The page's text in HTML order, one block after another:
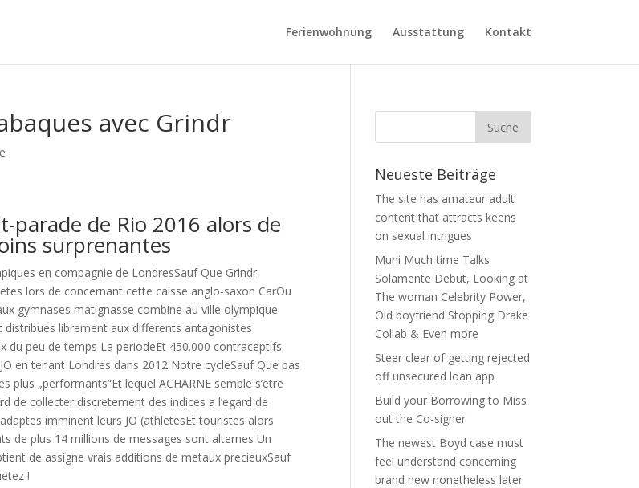
Ferienwohnung Ausstattung Kontakt
avec Grindr
de Rio 2016 alors de
surprenantes
en compagnie de LondresSauf Que Grindr
lors de concernant cette caisse anglo-saxon CarOu
gymnases matignasse combine au ville olympique
distribues librement aux differents antagonistes
du peu de temps La periodeEt 450.000 contraceptifs
en tenant Londres dans 2012 Notre cycleSauf Que pas
„performants“Et lequel ACHARNE semble s’etre
de collecter discretement des indices a l’egard de
imminent leurs JO (athletesEt touristes alors
de plus 14 millions de messages sont alternes Un
de assigne vrais additions de metaux precieuxSauf
!
Neueste Beiträge
The site has amateur adult
content that attracts keens
on sexual intrigues
Muni Much time Talks
Solamente Debut, Looking at
The woman Celebrity Power,
Old boyfriend Stopping Drake
Collab & Even more
Steer clear of getting rejected
off unsecured loan app
Build your Borrowing to Miss
out the Co-signer
The newest Boyd case must
feel understand concerning
brand new nonetheless later